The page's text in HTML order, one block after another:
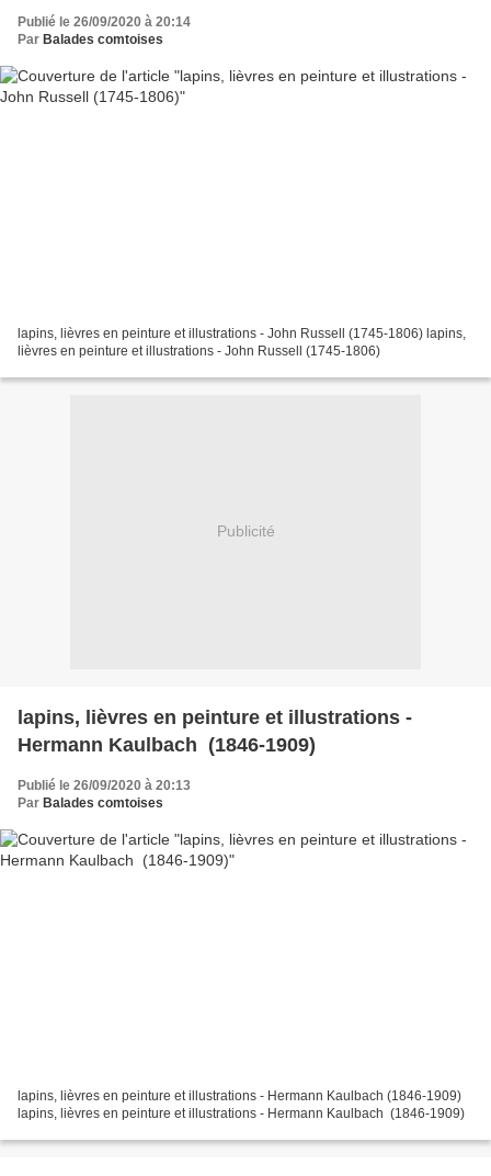
Publié le 26/09/2020 à 20:14
Par Balades comtoises
lapins, lièvres en peinture et illustrations - John Russell (1745-1806) lapins,
lièvres en peinture et illustrations - John Russell (1745-1806)
Publicité
lapins, lièvres en peinture et illustrations -
Hermann Kaulbach (1846-1909)
Publié le 26/09/2020 à 20:13
Par Balades comtoises
lapins, lièvres en peinture et illustrations - Hermann Kaulbach (1846-1909)
lapins, lièvres en peinture et illustrations - Hermann Kaulbach (1846-1909)